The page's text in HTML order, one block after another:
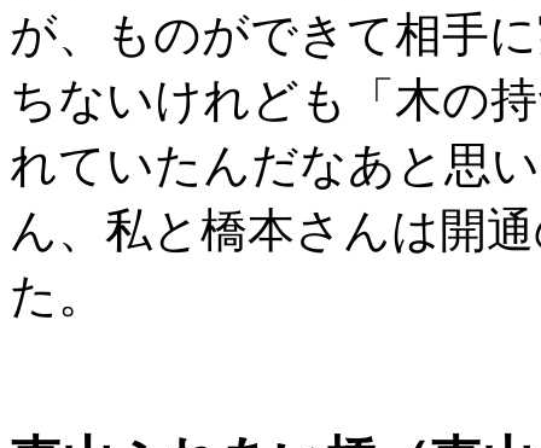
が、ものができて相手
ちないけれども「木の
れていたんだなあと思
ん、私と橋本さんは開
た。